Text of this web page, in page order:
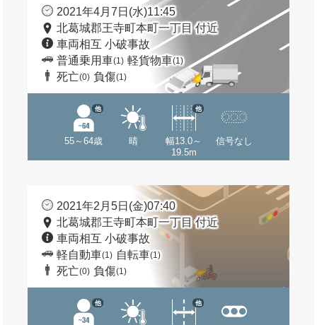
2021年4月7日(水)11:45
北葛城郡王寺町本町一丁目 付近
車両相互 小破事故
普通乗用車(1) 軽貨物車(1)
死亡(0) 負傷(1)
55～64歳
他
晴
幅13.0～
19.5m
他
信号なし
2021年2月5日(金)07:40
北葛城郡王寺町本町一丁目 付近
車両相互 小破事故
軽自動車(1) 自転車(1)
死亡(0) 負傷(1)
他 他